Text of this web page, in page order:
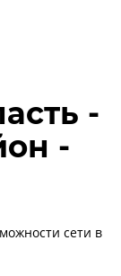
-
-
сети в